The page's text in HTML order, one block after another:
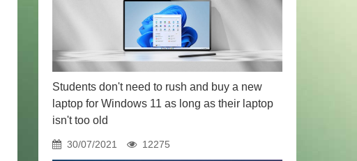
Students don't need to rush and buy a new
laptop for Windows 11 as long as their laptop
isn't too old
30/07/2021 12275